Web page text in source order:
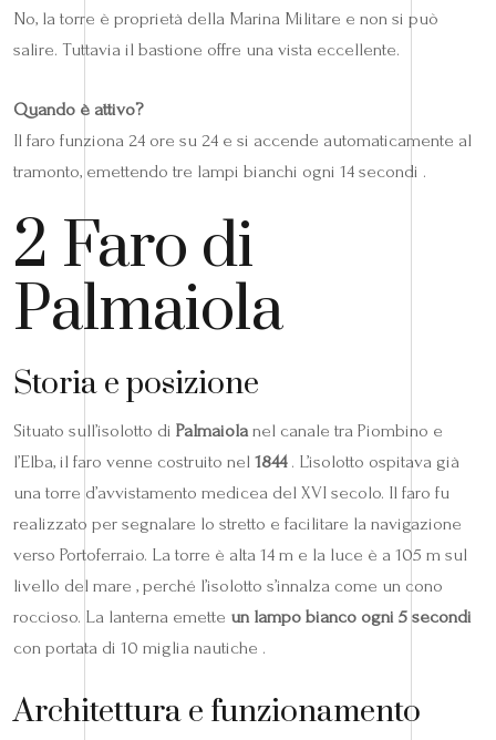
No, la torre è proprietà della Marina Militare e non si può
salire. Tuttavia il bastione offre una vista eccellente.
Quando è attivo?
Il faro funziona 24 ore su 24 e si accende automaticamente al
tramonto, emettendo tre lampi bianchi ogni 14 secondi .
2 Faro di
Palmaiola
Storia e posizione
Situato sull’isolotto di Palmaiolanel canale tra Piombino e
l’Elba, il faro venne costruito nel 1844. L’isolotto ospitava già
una torre d’avvistamento medicea del XVI secolo. Il faro fu
realizzato per segnalare lo stretto e facilitare la navigazione
verso Portoferraio. La torre è alta 14 m e la luce è a 105 m sul
livello del mare , perché l’isolotto s’innalza come un cono
roccioso. La lanterna emette un lampo bianco ogni 5 secondi
con portata di 10 miglia nautiche .
Architettura e funzionamento